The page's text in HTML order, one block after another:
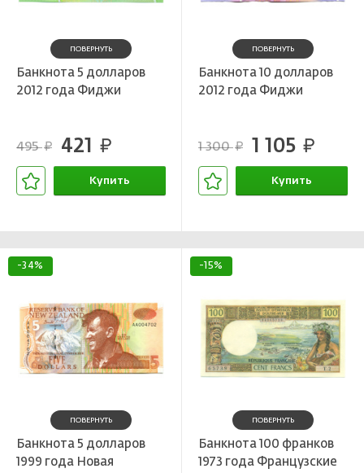
ПОВЕРНУТЬ
Банкнота 5 долларов
2012 года Фиджи
495руб. 421 руб.
Купить
ПОВЕРНУТЬ
Банкнота 10 долларов
2012 года Фиджи
1 300руб. 1 105 руб.
Купить
-34%
ПОВЕРНУТЬ
Банкнота 5 долларов
1999 года Новая
-15%
ПОВЕРНУТЬ
Банкнота 100 франков
1973 года Французские